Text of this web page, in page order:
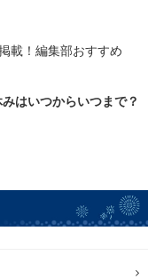
載！編集部おすすめ
はいつからいつまで？